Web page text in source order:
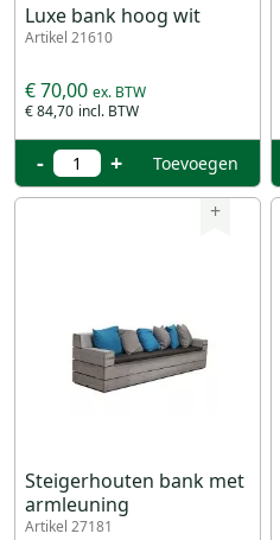
Luxe bank hoog wit
Artikel 21610
€ 84,70
€ 70,00
- + Toevoegen
+
Steigerhouten bank met
armleuning
Artikel 27181